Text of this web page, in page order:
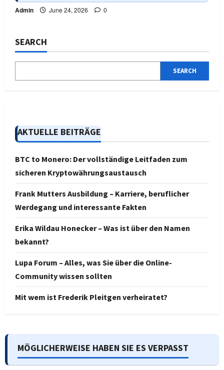
Admin June 24, 2026 0
SEARCH
SEARCH
AKTUELLE BEITRÄGE
BTC to Monero: Der vollständige Leitfaden zum
sicheren Kryptowährungsaustausch
Frank Mutters Ausbildung – Karriere, beruflicher
Werdegang und interessante Fakten
Erika Wildau Honecker – Was ist über den Namen
bekannt?
Lupa Forum – Alles, was Sie über die Online-
Community wissen sollten
Mit wem ist Frederik Pleitgen verheiratet?
MÖGLICHERWEISE HABEN SIE ES VERPASST